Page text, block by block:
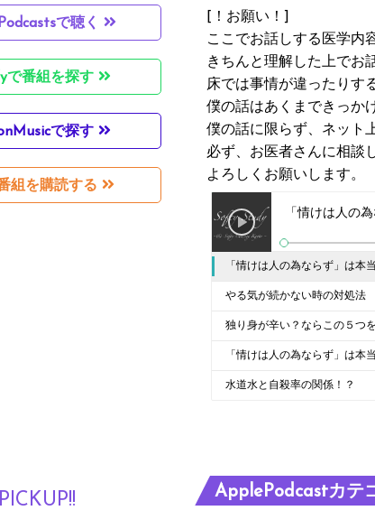
で聴く
で番組を探す
で探す
組を購読する
[！お願い！]
ここでお話しする医学内
きちんと理解した上でお
床では事情が違ったりす
僕の話はあくまできっか
僕の話に限らず、ネット
必ず、お医者さんに相談
よろしくお願いします。
「情けは人の
「情けは人の為ならず」は本
やる気が続かない時の対処法
独り身が辛い？ならこの５つ
「情けは人の為ならず」は本
水道水と自殺率の関係！？
ApplePodcastカテ